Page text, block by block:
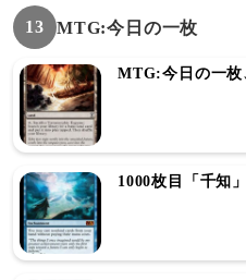
13 MTG:今日の一枚
MTG:今日の一枚
1000枚目「千知」